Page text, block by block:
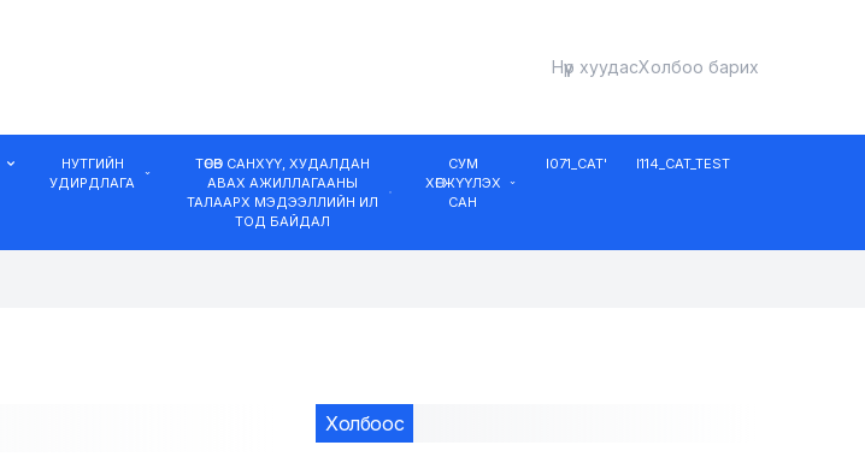
Нүүр хуудасХолбоо барих
НУТГИЙН
УДИРДЛАГА
ТӨСӨВ САНХҮҮ, ХУДАЛДАН
АВАХ АЖИЛЛАГААНЫ
ТАЛААРХ МЭДЭЭЛЛИЙН ИЛ
ТОД БАЙДАЛ
СУМ
ХӨГЖҮҮЛЭХ
САН
I071_CAT' I114_CAT_TEST
Холбоос